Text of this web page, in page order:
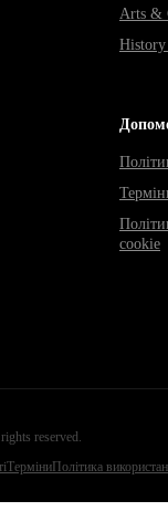
Arts &
cookie
reserved.
Терміни Політика